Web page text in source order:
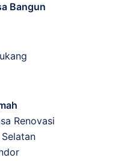
Bangun
Renovasi